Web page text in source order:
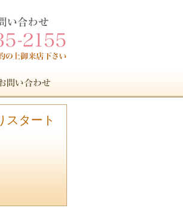
スタート